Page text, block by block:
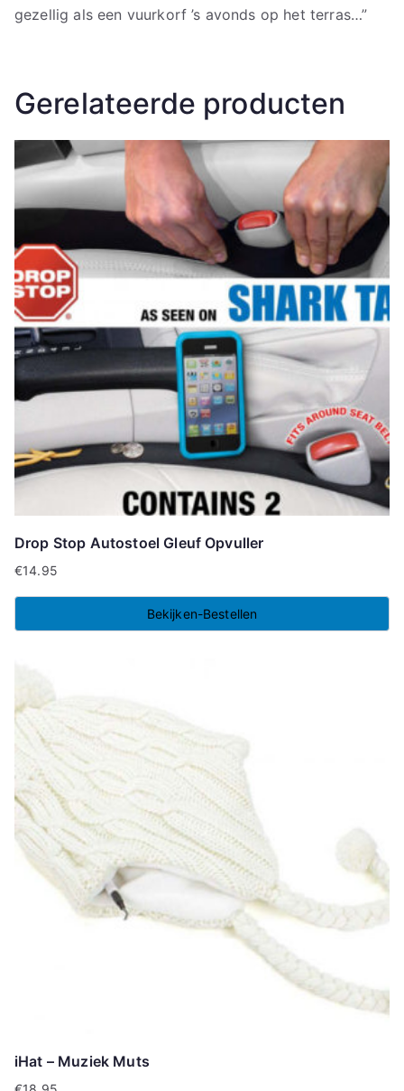
gezellig als een vuurkorf ’s avonds op het terras…”
Gerelateerde producten
Drop Stop Autostoel Gleuf Opvuller
€14.95
Bekijken-Bestellen
iHat – Muziek Muts